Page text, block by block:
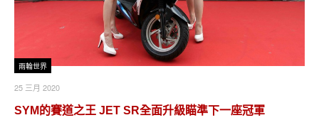
兩輪世界
25 三月 2020
SYM的賽道之王 JET SR全面升級瞄準下一座冠軍